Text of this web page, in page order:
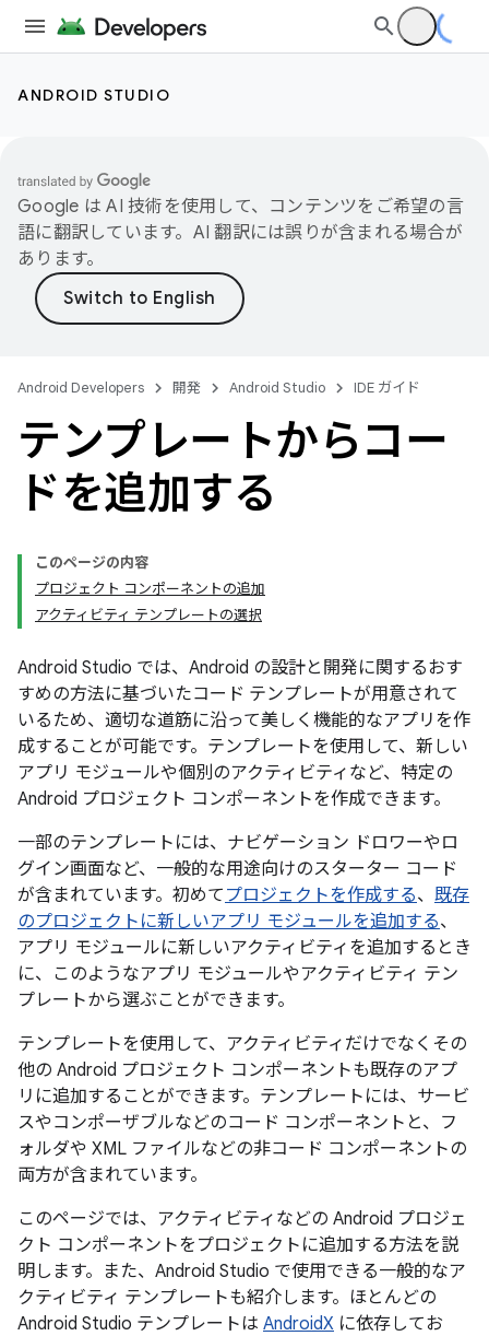
ANDROID STUDIO
Google は AI 技術を使用して、コンテンツをご希望の言
語に翻訳しています。AI 翻訳には誤りが含まれる場合が
あります。
Android Developers 開発 Android Studio IDE ガイド
テンプレートからコー
ドを追加する
このページの内容
プロジェクト コンポーネントの追加
アクティビティ テンプレートの選択
Android Studio では、Android の設計と開発に関するおす
すめの方法に基づいたコード テンプレートが用意されて
いるため、適切な道筋に沿って美しく機能的なアプリを作
成することが可能です。テンプレートを使用して、新しい
アプリ モジュールや個別のアクティビティなど、特定の
Android プロジェクト コンポーネントを作成できます。
一部のテンプレートには、ナビゲーション ドロワーやロ
グイン画面など、一般的な用途向けのスターター コード
が含まれています。初めて プロジェクトを作成する、 既存
のプロジェクトに新しいアプリ モジュールを追加する、
アプリ モジュールに新しいアクティビティを追加するとき
に、このようなアプリ モジュールやアクティビティ テン
プレートから選ぶことができます。
テンプレートを使用して、アクティビティだけでなくその
他の Android プロジェクト コンポーネントも既存のアプ
リに追加することができます。テンプレートには、サービ
スやコンポーザブルなどのコード コンポーネントと、フ
ォルダや XML ファイルなどの非コード コンポーネントの
両方が含まれています。
このページでは、アクティビティなどの Android プロジェ
クト コンポーネントをプロジェクトに追加する方法を説
明します。また、Android Studio で使用できる一般的なア
クティビティ テンプレートも紹介します。ほとんどの
Android Studio テンプレートは AndroidX に依存してお